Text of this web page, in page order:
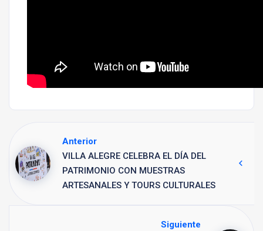
Anterior
VILLA ALEGRE CELEBRA EL DÍA DEL
PATRIMONIO CON MUESTRAS
ARTESANALES Y TOURS CULTURALES
Siguiente